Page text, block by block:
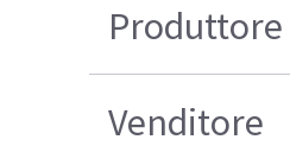
Produttore
Venditore